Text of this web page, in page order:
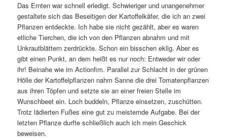
Das Ernten war schnell erledigt. Schwieriger und unangenehmer
gestaltete sich das Beseitigen der Kartoffelkäfer, die ich an zwei
Pflanzen entdeckte. Ich habe sie nicht gezählt, aber es waren
etliche Tierchen, die ich von den Pflanzen abnahm und mit
Unkrautblättern zerdrückte. Schon ein bisschen eklig. Aber es
gibt einen Punkt, an dem heißt es nur noch: Entweder wir oder
ihr! Beinahe wie im Actionfim. Parallel zur Schlacht in der grünen
Hölle der Kartoffelpflanzen nahm Sanne die drei Tomatenpflanzen
aus ihren Töpfen und setzte sie an einer freien Stelle im
Wunschbeet ein. Loch buddeln, Pflanze einsetzen, zuschütten.
Trotz lädierten Fußes eine gut zu meisternde Aufgabe. Bei der
letzten Pflanze durfte schließlich auch ich mein Geschick
beweisen.